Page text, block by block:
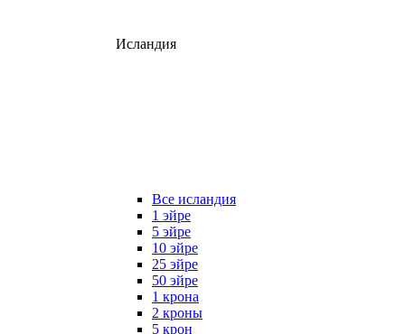
Исландия
Все исландия
1 эйре
5 эйре
10 эйре
25 эйре
50 эйре
1 крона
2 кроны
5 крон